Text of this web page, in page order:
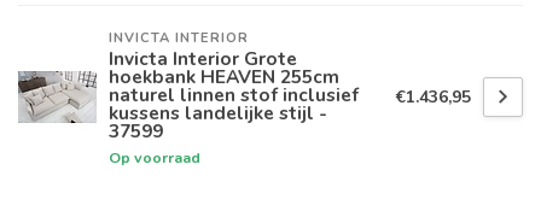
INVICTA INTERIOR
Invicta Interior Grote
hoekbank HEAVEN 255cm
naturel linnen stof inclusief
kussens landelijke stijl -
37599
Op voorraad
€1.436,95